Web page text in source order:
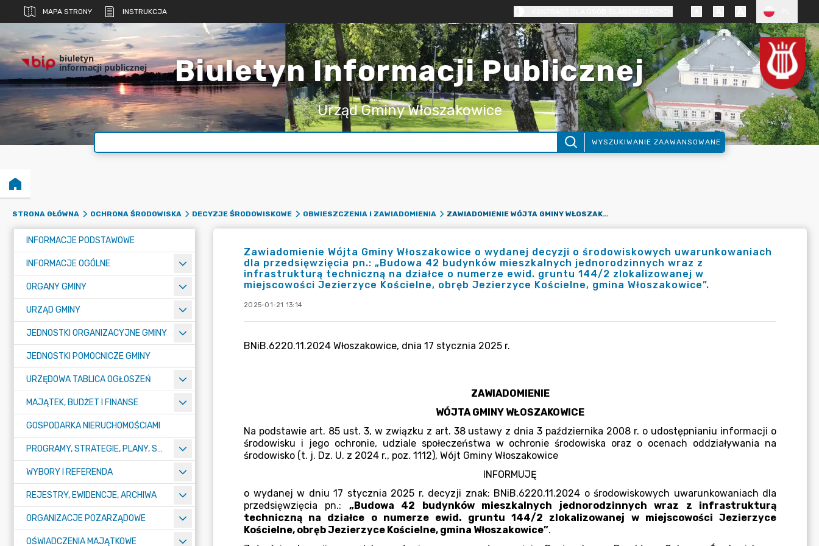
MAPA STRONY INSTRUKCJA
biuletyn
informacji publicznej Biuletyn Informacji Publicznej
Urząd Gminy Włoszakowice
WYSZUKIWANIE ZAAWANSOWANE
STRONA GŁÓWNA OCHRONA ŚRODOWISKA DECYZJE ŚRODOWISKOWE OBWIESZCZENIA I ZAWIADOMIENIA ZAWIADOMIENIE WÓJTA GMINY WŁOSZAKOWICE O WYDANEJ DECYZJI O ŚRODOWISKOWYCH UWARUNKOWANIACH DLA PRZEDSIĘWZIĘCIA PN.: „BUDOWA 42 BUDYNKÓW MIESZKALNYCH JEDNORODZINNYCH WRAZ Z INFRASTRUKTURĄ TECHNICZNĄ NA DZIAŁCE O NUMERZE EWID. GRUNTU 144/2 ZLOKALIZOWANEJ W MIEJSCOWOŚCI JEZIERZYCE KOŚCIELNE, OBRĘB JEZIERZYCE KOŚCIELNE, GMINA WŁOSZAKOWICE”.
INFORMACJE PODSTAWOWE
INFORMACJE OGÓLNE
ORGANY GMINY
URZĄD GMINY
JEDNOSTKI ORGANIZACYJNE GMINY
JEDNOSTKI POMOCNICZE GMINY
URZĘDOWA TABLICA OGŁOSZEŃ
MAJĄTEK, BUDŻET I FINANSE
GOSPODARKA NIERUCHOMOŚCIAMI
PROGRAMY, STRATEGIE, PLANY, SPRAWOZDANIA I OPRACOWANIA
WYBORY I REFERENDA
REJESTRY, EWIDENCJE, ARCHIWA
ORGANIZACJE POZARZĄDOWE
OŚWIADCZENIA MAJĄTKOWE
Zawiadomienie Wójta Gminy Włoszakowice o wydanej decyzji o środowiskowych uwarunkowaniach
dla przedsięwzięcia pn.: „Budowa 42 budynków mieszkalnych jednorodzinnych wraz z
infrastrukturą techniczną na działce o numerze ewid. gruntu 144/2 zlokalizowanej w
miejscowości Jezierzyce Kościelne, obręb Jezierzyce Kościelne, gmina Włoszakowice”.
2025-01-21 13:14